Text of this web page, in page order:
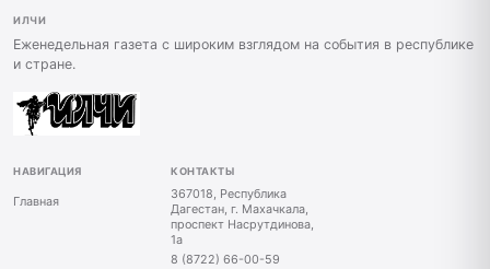
ИЛЧИ
Еженедельная газета с широким взглядом на события в республике
и стране.
НАВИГАЦИЯ
Главная
КОНТАКТЫ
367018, Республика
Дагестан, г. Махачкала,
проспект Насрутдинова,
1а
8 (8722) 66-00-59